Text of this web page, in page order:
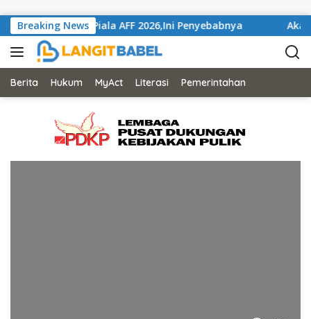
Breaking News
Pada Gelaran Piala AFF 2026,Ini Penyebabnya
Berita Hukum MyAct Literasi Pemerintahan